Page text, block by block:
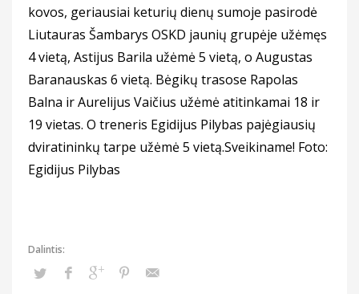
kovos, geriausiai keturių dienų sumoje pasirodė
Liutauras Šambarys OSKD jaunių grupėje užėmęs
4 vietą, Astijus Barila užėmė 5 vietą, o Augustas
Baranauskas 6 vietą. Bėgikų trasose Rapolas
Balna ir Aurelijus Vaičius užėmė atitinkamai 18 ir
19 vietas. O treneris Egidijus Pilybas pajėgiausių
dviratininkų tarpe užėmė 5 vietą.Sveikiname! Foto:
Egidijus Pilybas